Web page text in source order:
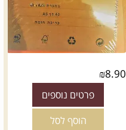
₪8.90
פרטים נוספים
הוסף לסל